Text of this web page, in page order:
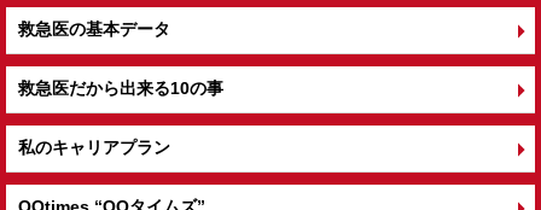
救急医の基本データ
救急医だから出来る10の事
私のキャリアプラン